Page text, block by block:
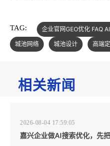
TAG: 企业官网GEO优化 FAQ
城池网络
城池设计 高端
相关新闻
2026-08-04 17:59:05
嘉兴企业做AI搜索优化，先